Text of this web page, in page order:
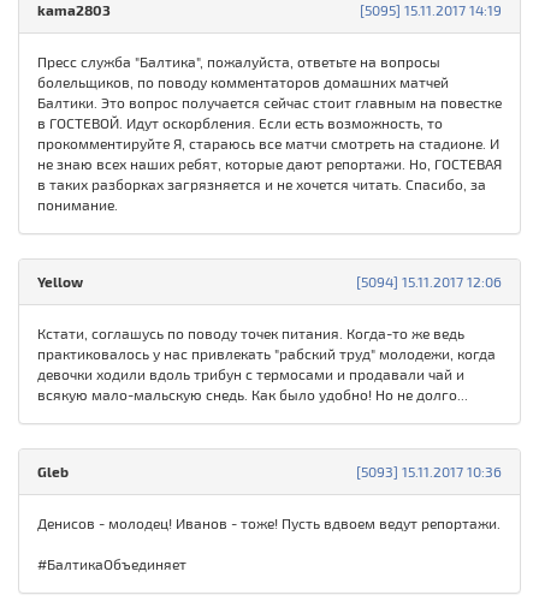
[5095] 15.11.2017 14:19
kama2803
Пресс служба "Балтика", пожалуйста, ответьте на вопросы
болельщиков, по поводу комментаторов домашних матчей
Балтики. Это вопрос получается сейчас стоит главным на повестке
в ГОСТЕВОЙ. Идут оскорбления. Если есть возможность, то
прокомментируйте Я, стараюсь все матчи смотреть на стадионе. И
не знаю всех наших ребят, которые дают репортажи. Но, ГОСТЕВАЯ
в таких разборках загрязняется и не хочется читать. Спасибо, за
понимание.
[5094] 15.11.2017 12:06
Yellow
Кстати, соглашусь по поводу точек питания. Когда-то же ведь
практиковалось у нас привлекать "рабский труд" молодежи, когда
девочки ходили вдоль трибун с термосами и продавали чай и
всякую мало-мальскую снедь. Как было удобно! Но не долго...
[5093] 15.11.2017 10:36
Gleb
Денисов - молодец! Иванов - тоже! Пусть вдвоем ведут репортажи.
#БалтикаОбъединяет